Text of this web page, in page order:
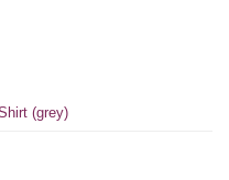
(grey)